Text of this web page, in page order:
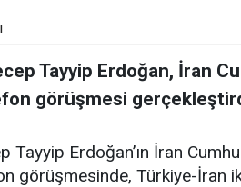
Tayyip Erdoğan, İran
görüşmesi
Tayyip Erdoğan’ın İran
görüşmesinde, Türkiye-İran